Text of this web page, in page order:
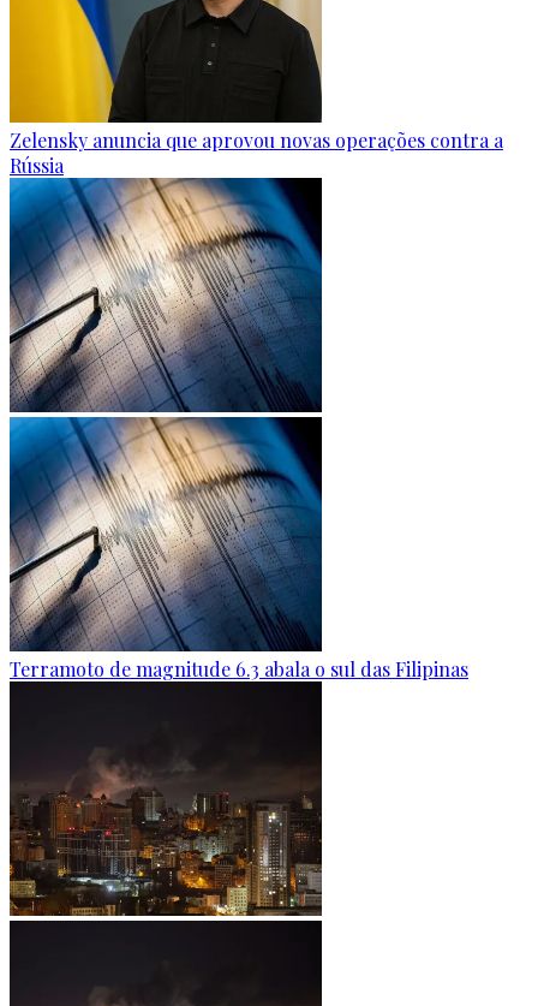
Zelensky anuncia que aprovou novas operações contra a
Rússia
Terramoto de magnitude 6.3 abala o sul das Filipinas